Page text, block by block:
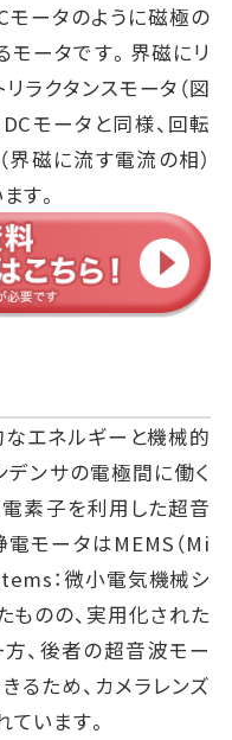
モータのように磁極の
ータです。界磁にリ
ラクタンスモータ（図
モータと同様、回転
磁に流す電流の相）
す。
エネルギーと機械的
ンサの電極間に働く
素子を利用した超音
モータはMEMS（Mi
：微小電気機械シ
ものの、実用化された
、後者の超音波モー
るため、カメラレンズ
います。